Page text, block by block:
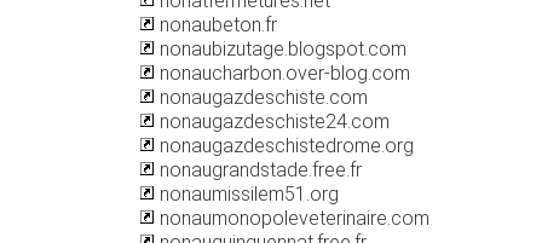
nonaubeton.fr
nonaubizutage.blogspot.com
nonaucharbon.over-blog.com
nonaugazdeschiste.com
nonaugazdeschiste24.com
nonaugazdeschistedrome.org
nonaugrandstade.free.fr
nonaumissilem51.org
nonaumonopoleveterinaire.com